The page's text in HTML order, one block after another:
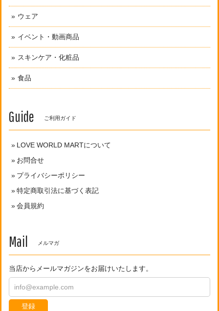
ウェア
イベント・動画商品
スキンケア・化粧品
食品
Guide ご利用ガイド
LOVE WORLD MARTについて
お問合せ
プライバシーポリシー
特定商取引法に基づく表記
会員規約
Mail メルマガ
当店からメールマガジンをお届けいたします。
登録